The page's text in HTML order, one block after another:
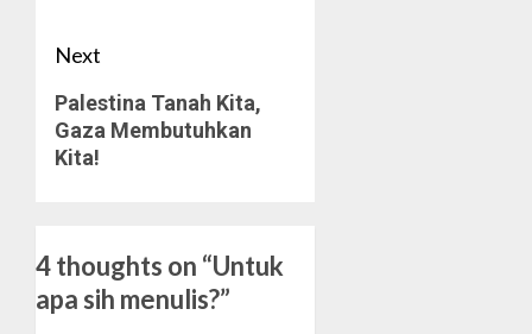
Next
Next
post:
Palestina Tanah Kita,
Gaza Membutuhkan
Kita!
4 thoughts on “Untuk
apa sih menulis?”